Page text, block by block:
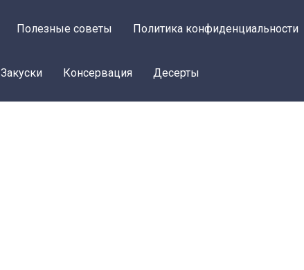
Полезные советы Политика конфиденциальности
Закуски Консервация Десерты